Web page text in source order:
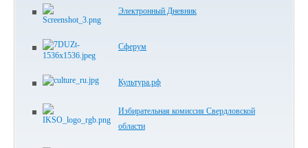
Электронный Дневник
Сферум
Культура.рф
Избирательная комиссия Свердловской
области